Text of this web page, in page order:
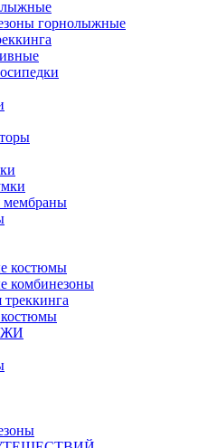
горнолыжные
мембраны
костюмы
комбинезоны